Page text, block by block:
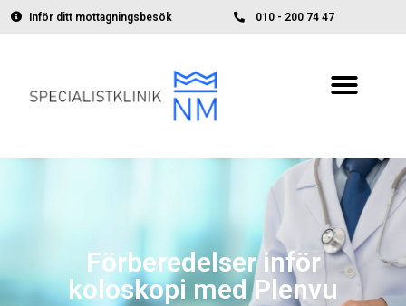
Inför ditt mottagningsbesök 010 - 200 74 47
Förberedelser inför
koloskopi med Plenvu